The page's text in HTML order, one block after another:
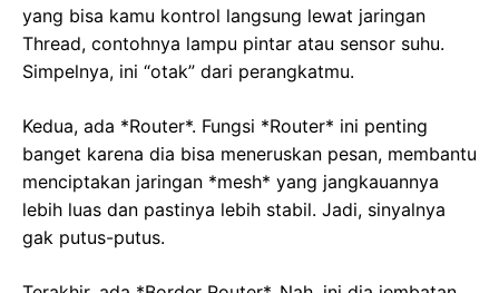
yang bisa kamu kontrol langsung lewat jaringan
Thread, contohnya lampu pintar atau sensor suhu.
Simpelnya, ini “otak” dari perangkatmu.
Kedua, ada *Router*. Fungsi *Router* ini penting
banget karena dia bisa meneruskan pesan, membantu
menciptakan jaringan *mesh* yang jangkauannya
lebih luas dan pastinya lebih stabil. Jadi, sinyalnya
gak putus-putus.